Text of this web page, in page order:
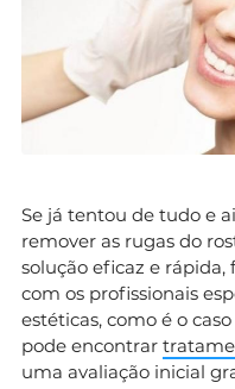
Se já tentou de tudo e
remover as rugas do
solução eficaz e
com os profissionais
estéticas, como é o
pode encontrar
uma avaliação inicial